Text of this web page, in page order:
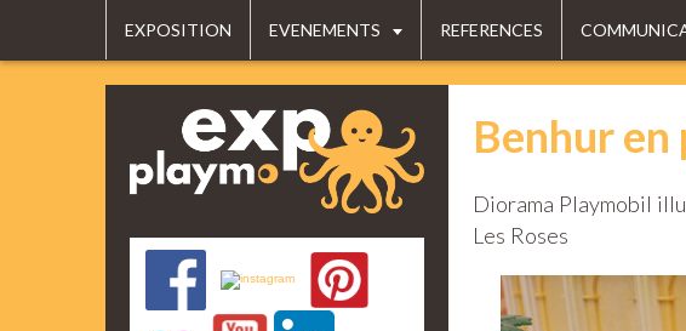
EXPOSITION EVENEMENTS REFERENCES
Benhur
Diorama Playmobil
Les Roses